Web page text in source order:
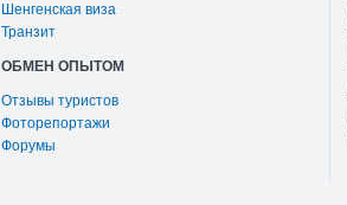
Шенгенская виза
Транзит
ОБМЕН ОПЫТОМ
Отзывы туристов
Фоторепортажи
Форумы